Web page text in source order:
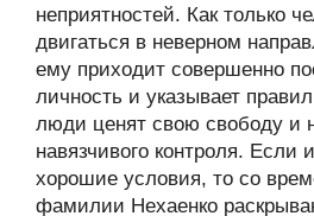
неприятностей. Как только
двигаться в неверном
ему приходит совершенно
личность и указывает
люди ценят свою свободу и
навязчивого контроля. Если
хорошие условия, то со
фамилии Нехаенко